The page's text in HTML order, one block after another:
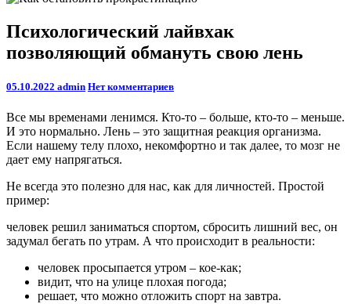
Психологический
лайвхак
позволяющий
свою
Психологический лайвхак
позволяющий обмануть свою лень
05.10.2022 admin Comments
Нет комментариев
Все мы временами ленимся. Кто-то – больше, кто-то – меньше.
И это нормально. Лень – это защитная реакция организма.
Если нашему телу плохо, некомфортно и так далее, то мозг не
дает ему напрягаться.
Не всегда это полезно для нас, как для личностей. Простой
пример:
человек решил заниматься спортом, сбросить лишний вес, он
задумал бегать по утрам. А что происходит в реальности:
человек просыпается утром – кое-как;
видит, что на улице плохая погода;
решает, что можно отложить спорт на завтра.